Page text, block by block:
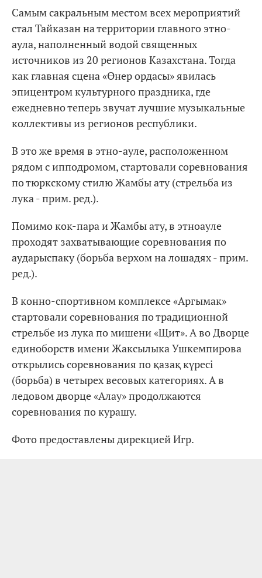
Самым сакральным местом всех мероприятий
стал Тайказан на территории главного этно-
аула, наполненный водой священных
источников из 20 регионов Казахстана. Тогда
как главная сцена «Өнер ордасы» явилась
эпицентром культурного праздника, где
ежедневно теперь звучат лучшие музыкальные
коллективы из регионов республики.
В это же время в этно-ауле, расположенном
рядом с ипподромом, стартовали соревнования
по тюркскому стилю Жамбы ату (стрельба из
лука - прим. ред.).
Помимо кок-пара и Жамбы ату, в этноауле
проходят захватывающие соревнования по
аударыспаку (борьба верхом на лошадях - прим.
ред.).
В конно-спортивном комплексе «Аргымак»
стартовали соревнования по традиционной
стрельбе из лука по мишени «Щит». А во Дворце
единоборств имени Жаксылыка Ушкемпирова
открылись соревнования по қазақ күресі
(борьба) в четырех весовых категориях. А в
ледовом дворце «Алау» продолжаются
соревнования по курашу.
Фото предоставлены дирекцией Игр.